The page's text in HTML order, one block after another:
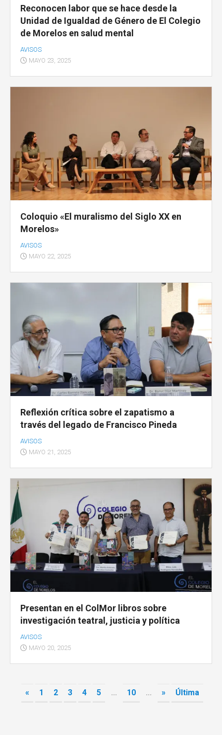
Reconocen labor que se hace desde la
Unidad de Igualdad de Género de El Colegio
de Morelos en salud mental
AVISOS
MAYO 23, 2025
Coloquio «El muralismo del Siglo XX en
Morelos»
AVISOS
MAYO 22, 2025
Reflexión crítica sobre el zapatismo a
través del legado de Francisco Pineda
AVISOS
MAYO 21, 2025
Presentan en el ColMor libros sobre
investigación teatral, justicia y política
AVISOS
MAYO 20, 2025
« 1 2 3 4 5 ... 10 ... » Última